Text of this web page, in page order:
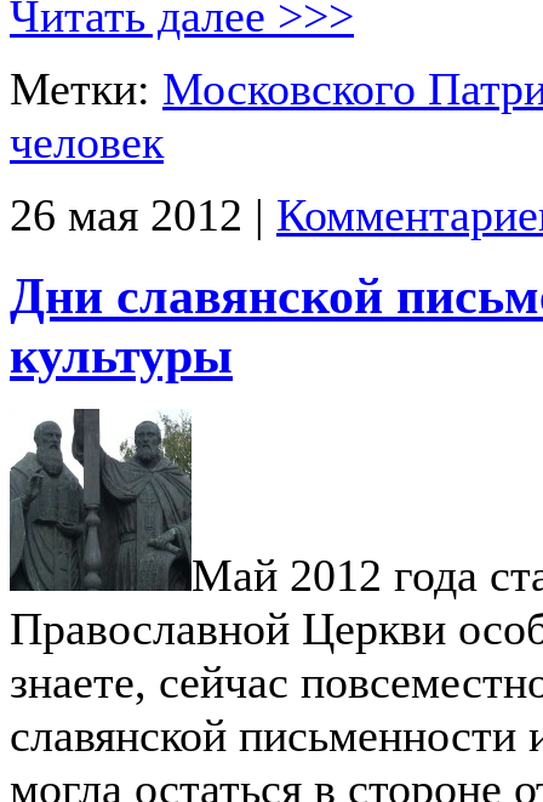
Читать далее >>>
Метки: Московского
человек
26 мая 2012 |
Дни славянской
культуры
Май 2012 года
Православной Церкви
знаете, сейчас
славянской
могла остаться в стороне